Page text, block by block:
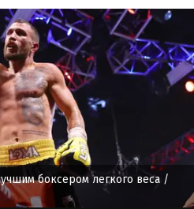
боксером легкого веса /